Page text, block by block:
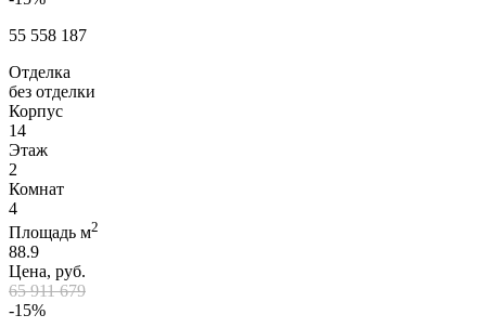
55 558 187
Отделка
без отделки
Корпус
14
Этаж
2
Комнат
4
Площадь м2
88.9
Цена, руб.
65 911 679
-15%